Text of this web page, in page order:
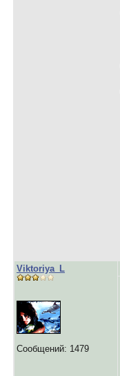
Viktoriya_L
Сообщений: 1479